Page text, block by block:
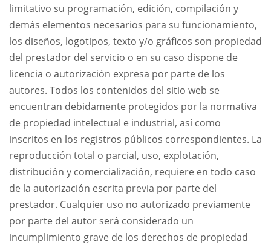
limitativo su programación, edición, compilación y
demás elementos necesarios para su funcionamiento,
los diseños, logotipos, texto y/o gráficos son propiedad
del prestador del servicio o en su caso dispone de
licencia o autorización expresa por parte de los
autores. Todos los contenidos del sitio web se
encuentran debidamente protegidos por la normativa
de propiedad intelectual e industrial, así como
inscritos en los registros públicos correspondientes. La
reproducción total o parcial, uso, explotación,
distribución y comercialización, requiere en todo caso
de la autorización escrita previa por parte del
prestador. Cualquier uso no autorizado previamente
por parte del autor será considerado un
incumplimiento grave de los derechos de propiedad